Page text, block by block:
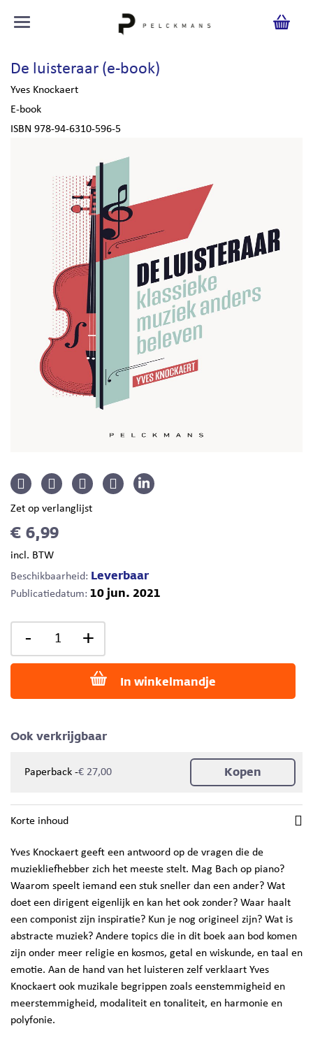
De luisteraar (e-book)
Yves Knockaert
E-book
ISBN 978-94-6310-596-5
Zet op verlanglijst
€ 6,99
incl. BTW
Beschikbaarheid: Leverbaar
Publicatiedatum: 10 jun. 2021
- +
In winkelmandje
Ook verkrijgbaar
Paperback -€ 27,00 Kopen
Korte inhoud
Yves Knockaert geeft een antwoord op de vragen die de
muziekliefhebber zich het meeste stelt. Mag Bach op piano?
Waarom speelt iemand een stuk sneller dan een ander? Wat
doet een dirigent eigenlijk en kan het ook zonder? Waar haalt
een componist zijn inspiratie? Kun je nog origineel zijn? Wat is
abstracte muziek? Andere topics die in dit boek aan bod komen
zijn onder meer religie en kosmos, getal en wiskunde, en taal en
emotie. Aan de hand van het luisteren zelf verklaart Yves
Knockaert ook muzikale begrippen zoals eenstemmigheid en
meerstemmigheid, modaliteit en tonaliteit, en harmonie en
polyfonie.